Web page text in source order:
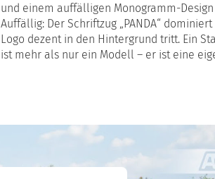
und einem auffälligen Monogramm-
Auffällig: Der Schriftzug „PANDA“
Logo dezent in den Hintergrund tritt. Ein
ist mehr als nur ein Modell – er ist eine